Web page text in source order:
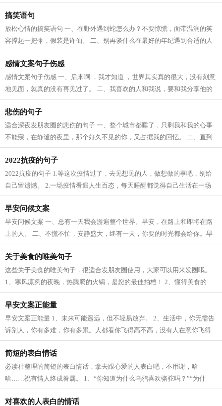
无法愈合的伤痕，无论在什么时候，...
搞笑语句
放松心情的搞笑语句 一、在野外遇到蛇怎么办？不要惊慌，面带温润的笑
容撑起一把伞，假装是许仙。 二、别再谈什么在最好的年纪遇到合适的人
这样的理想了，我只想在最好的年纪...
感情文案句子伤感
感情文案句子伤感 一、后来啊 ，我才知道 ，世界其实真的很大，没有刻意
地见面，就真的没有再见过了。 二、我喜欢的人和我说，要和我分享他的
故事，可是故事里没有我，让我如何...
悲伤的句子
适合深夜发朋友圈的悲伤的句子 一、整个城市都睡了，只剩我和我的心事
不能寐，在静谧的夜里，那个好久不见的你，又占据我的回忆。 二、直到
今天，你依然是我拒绝别人的原因，...
2022抗疫的句子
2022抗疫的句子 1.等这次疫情过了，去见想见的人，做想做的事吧，别给
自己留遗憾。 2.一场疫情看遍人生百态，每天睡醒都觉得自己生活在一场
灾难片里，希望早日有个好结局。 3.步入...
早安问候文案
早安问候文案 一、总有一天我会游遍整个世界。早安，在路上和即将在路
上的人。 二、不慌不忙，安静盛大，终有一天，你要的时光都会给你。早
安！ 三、每天都要笑对人生，哪怕笑...
关于美食的唯美句子
这些关于美食的唯美句子，很适合发朋友圈使用，大家可以用来发圈哦。
1、寒风凛冽的夜晚，热腾腾的火锅，是您的最佳拍档！ 2、懂得美食的
人，不会吃全熟的牛排。懂得爱情的人，...
早安文案正能量
早安文案正能量 1、未来可能遥远，但不轻易放弃。 2、生活中，你无需告
诉别人，你有多难，你有多累。人都看你飞得高不高，没有人在意你飞得
累不累。所以，默默努力吧。 3、时间...
简短的表白情话
必读社整理的简短的表白情话，拿去跟心爱的人表白吧，不用谢，哈
哈……祝有情人终成眷属。 1、“你知道为什么乌鸦喜欢骆驼吗？”“为什
么”“因为就像我喜欢你一样没道理”...
对喜欢的人表白的情话